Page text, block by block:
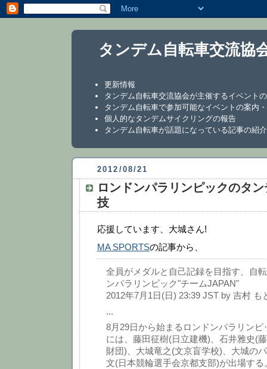
タンデム自転車交流協
更新情報
タンデム自転車交流協会が主催するイベント
タンデム自転車で参加可能なイベントの案内
個人的なタンデムサイクリングの報告
タンデム自転車が話題になっている記事の紹介
2012/08/21
ロンドンパラリンピックのタ
技
応援しています、大城さん!
MA SPORTSの記事から、
全員がメダルと自己記録を目指す、自
ンパラリンピック"チームJAPAN"
2012年7月1日(日) 23:39 JST by 吉村 も
...
8月29日から始まるロンドンパラリンピ
には、藤田征樹(日立建機)、石井雅史(
財団)、大城竜之(文京盲学校)、大城の
文(日本競輪選手会京都支部)が出場す